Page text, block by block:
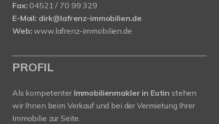
Fax: 04521 / 70 99 329
E-Mail: dirk@lafrenz-immobilien.de
Web: www.lafrenz-immobilien.de
PROFIL
Als kompetenter Immobilienmakler in Eutin stehen
wir Ihnen beim Verkauf und bei der Vermietung Ihrer
Immobilie zur Seite.